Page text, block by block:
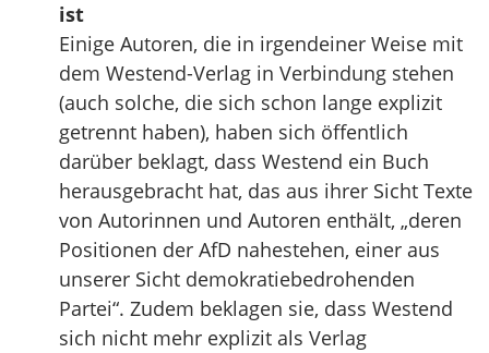
ist
Einige Autoren, die in irgendeiner Weise mit
dem Westend-Verlag in Verbindung stehen
(auch solche, die sich schon lange explizit
getrennt haben), haben sich öffentlich
darüber beklagt, dass Westend ein Buch
herausgebracht hat, das aus ihrer Sicht Texte
von Autorinnen und Autoren enthält, „deren
Positionen der AfD nahestehen, einer aus
unserer Sicht demokratiebedrohenden
Partei“. Zudem beklagen sie, dass Westend
sich nicht mehr explizit als Verlag